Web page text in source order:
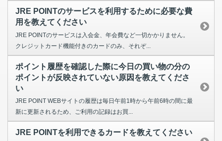
JRE POINTのサービスを利用するために必要な費
用を教えてください
JRE POINTのサービスは入会金、年会費など一切かかりません。
クレジットカード機能付きのカードのみ、それぞ...
ポイント履歴を確認した際に今日の買い物の分の
ポイントが反映されていない原因を教えてくださ
い
JRE POINT WEBサイトの履歴は毎日午前1時から午前6時の間に最
新に更新されるため、ご利用の記録はお買...
JRE POINTを利用できるカードを教えてください